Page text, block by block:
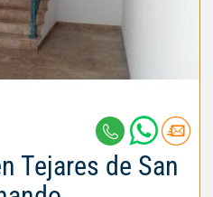
Tejares de San